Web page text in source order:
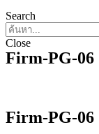
Search
Close
Firm-PG-
Firm-PG-